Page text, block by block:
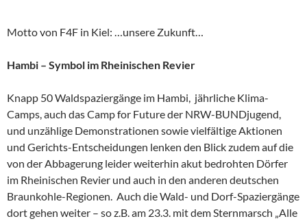
Motto von F4F in Kiel: …unsere Zukunft…
Hambi – Symbol im Rheinischen Revier
Knapp 50 Waldspaziergänge im Hambi, jährliche Klima-
Camps, auch das Camp for Future der NRW-BUNDjugend,
und unzählige Demonstrationen sowie vielfältige Aktionen
und Gerichts-Entscheidungen lenken den Blick zudem auf die
von der Abbagerung leider weiterhin akut bedrohten Dörfer
im Rheinischen Revier und auch in den anderen deutschen
Braunkohle-Regionen. Auch die Wald- und Dorf-Spaziergänge
dort gehen weiter – so z.B. am 23.3. mit dem Sternmarsch „Alle